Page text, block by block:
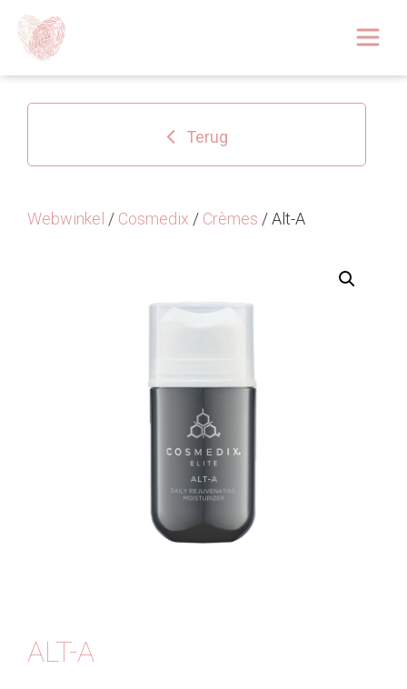
Over
Huidoplossingen
Afspraak
Contact
Terug
Webwinkel / Cosmedix / Crèmes / Alt-A
ALT-A